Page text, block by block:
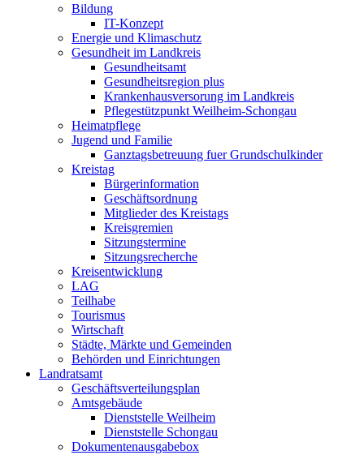
Bildung
IT-Konzept
Energie und Klimaschutz
Gesundheit im Landkreis
Gesundheitsamt
Gesundheitsregion plus
Krankenhausversorung im Landkreis
Pflegestützpunkt Weilheim-Schongau
Heimatpflege
Jugend und Familie
Ganztagsbetreuung fuer Grundschulkinder
Kreistag
Bürgerinformation
Geschäftsordnung
Mitglieder des Kreistags
Kreisgremien
Sitzungstermine
Sitzungsrecherche
Kreisentwicklung
LAG
Teilhabe
Tourismus
Wirtschaft
Städte, Märkte und Gemeinden
Behörden und Einrichtungen
Landratsamt
Geschäftsverteilungsplan
Amtsgebäude
Dienststelle Weilheim
Dienststelle Schongau
Dokumentenausgabebox